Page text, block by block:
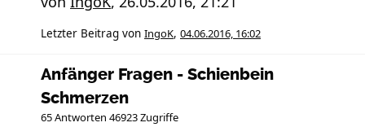
Letzter Beitrag von IngoK, 04.06.2016, 16:02
Anfänger Fragen - Schienbein
Schmerzen
65 Antworten 46923 Zugriffe